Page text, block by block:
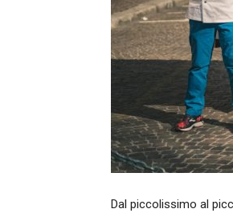
Dal piccolissimo al